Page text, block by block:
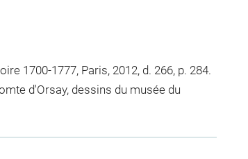
1700-1777, Paris, 2012, d. 266, p. 284.
d'Orsay, dessins du musée du